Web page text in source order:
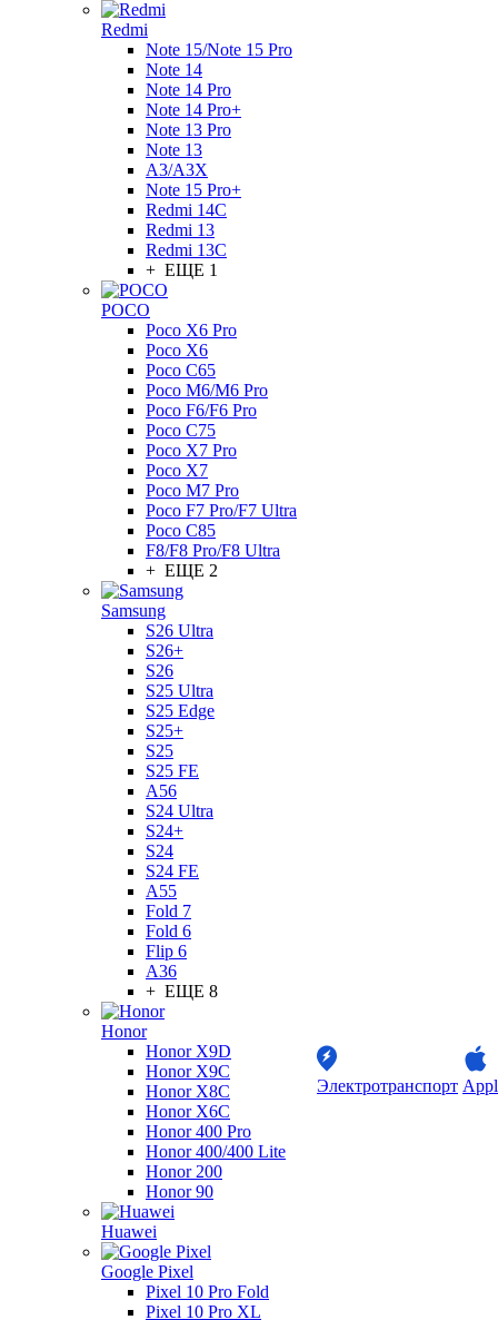
Redmi
Note 15/Note 15 Pro
Note 14
Note 14 Pro
Note 14 Pro+
Note 13 Pro
Note 13
A3/A3X
Note 15 Pro+
Redmi 14C
Redmi 13
Redmi 13C
+ ЕЩЕ 1
POCO
Poco X6 Pro
Poco X6
Poco C65
Poco M6/M6 Pro
Poco F6/F6 Pro
Poco C75
Poco X7 Pro
Poco X7
Poco M7 Pro
Poco F7 Pro/F7 Ultra
Poco C85
F8/F8 Pro/F8 Ultra
+ ЕЩЕ 2
Samsung
S26 Ultra
S26+
S26
S25 Ultra
S25 Edge
S25+
S25
S25 FE
A56
S24 Ultra
S24+
S24
S24 FE
A55
Fold 7
Fold 6
Flip 6
A36
+ ЕЩЕ 8
Honor
Honor X9D
Honor X9C
Honor X8C
Honor X6C
Honor 400 Pro
Honor 400/400 Lite
Honor 200
Honor 90
Huawei
Google Pixel
Pixel 10 Pro Fold
Pixel 10 Pro XL
Электротранспорт